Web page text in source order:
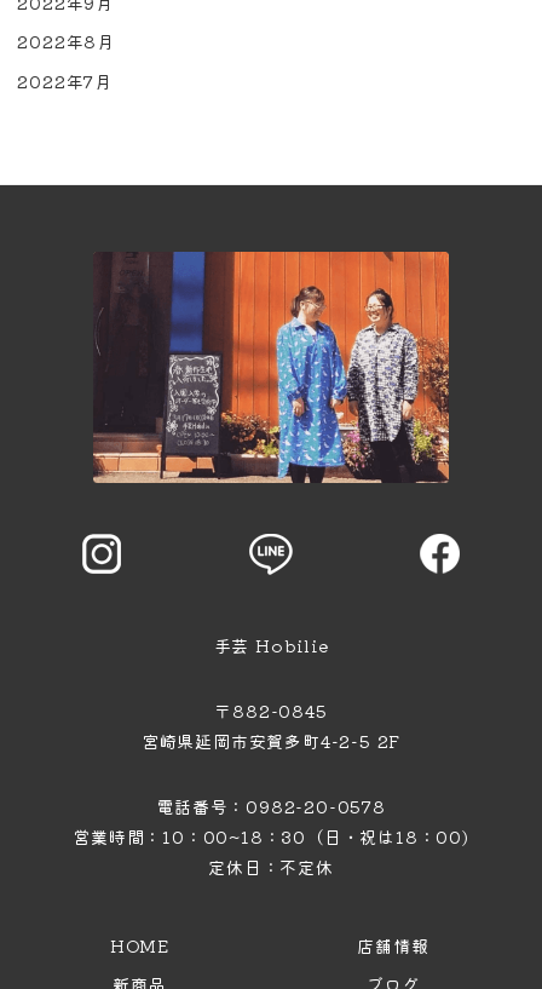
2022年8月
2022年7月
HOME
新商品
店舗情報
ブログ
手芸 Hobilie
〒882-0845
宮崎県延岡市安賀多町4−2−5 2F
電話番号：0982-20-0578
営業時間：10：00~18：30（日・祝は18：00)
定休日：不定休